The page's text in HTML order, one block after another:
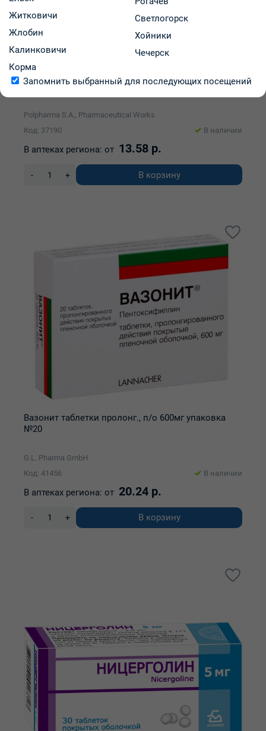
Польфилин ретард таблетки пролонг., п/о 400мг
упаковка №20
Polpharma S.A., Pharmaceutical Works
Код: 37190
В наличии
В аптеках региона: от 13.58 р.
- + В корзину
Вазонит таблетки пролонг., п/о 600мг упаковка
№20
G.L. Pharma GmbH
Код: 41456
В наличии
В аптеках региона: от 20.24 р.
- + В корзину
Житковичи
Жлобин
Калинковичи
Корма
Светлогорск
Хойники
Чечерск
Запомнить выбранный для последующих посещений